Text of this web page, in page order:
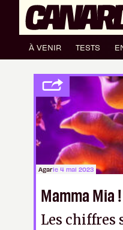
À VENIR TESTS
Agarle 4 mai 2023
Mamma Mia !
Les chiffres